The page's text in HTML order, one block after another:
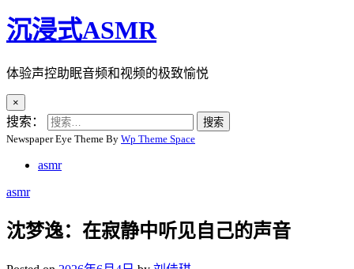
沉浸式ASMR
体验声控助眠音频和视频的极致愉悦
×
搜索：
Newspaper Eye Theme By Wp Theme Space
asmr
asmr
沈梦逸：在寂静中听见自己的声音